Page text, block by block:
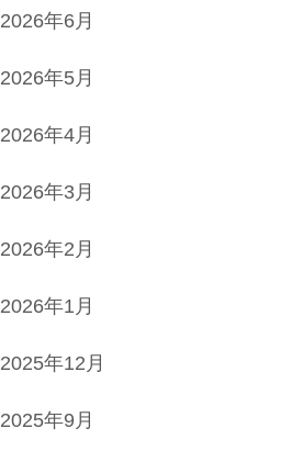
2026年6月
2026年5月
2026年4月
2026年3月
2026年2月
2026年1月
2025年12月
2025年9月